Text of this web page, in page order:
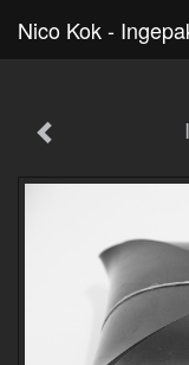
Nico Kok -